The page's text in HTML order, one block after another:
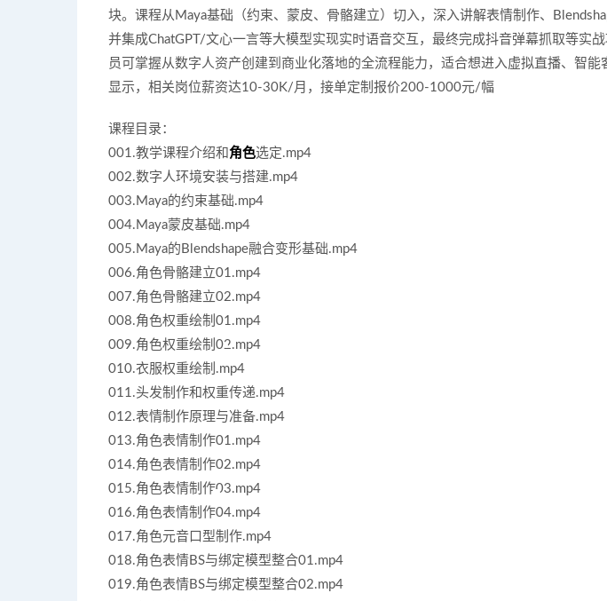
块。课程从Maya基础（约束、蒙皮、骨骼建立）切入，深入讲解表情制作、
并集成ChatGPT/文心一言等大模型实现实时语音交互，最终完成抖音弹幕抓取等实
员可掌握从数字人资产创建到商业化落地的全流程能力，适合想进入虚拟直播、智
显示，相关岗位薪资达10-30K/月，接单定制报价200-1000元/幅
课程目录：
001.教学课程介绍和角色选定.mp4
002.数字人环境安装与搭建.mp4
003.Maya的约束基础.mp4
004.Maya蒙皮基础.mp4
005.Maya的Blendshape融合变形基础.mp4
006.角色骨骼建立01.mp4
007.角色骨骼建立02.mp4
008.角色权重绘制01.mp4
009.角色权重绘制02.mp4
010.衣服权重绘制.mp4
011.头发制作和权重传递.mp4
012.表情制作原理与准备.mp4
013.角色表情制作01.mp4
014.角色表情制作02.mp4
015.角色表情制作03.mp4
016.角色表情制作04.mp4
017.角色元音口型制作.mp4
018.角色表情BS与绑定模型整合01.mp4
019.角色表情BS与绑定模型整合02.mp4